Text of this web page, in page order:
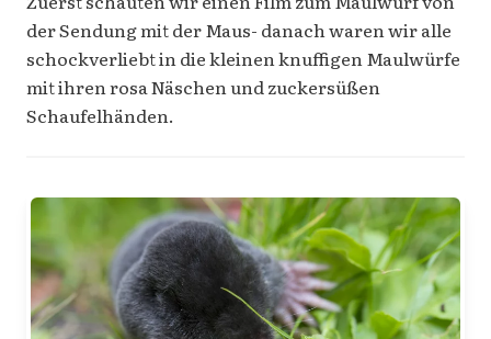
der Sendung mit der Maus- danach waren wir alle
schockverliebt in die kleinen knuffigen Maulwürfe
mit ihren rosa Näschen und zuckersüßen
Schaufelhänden.